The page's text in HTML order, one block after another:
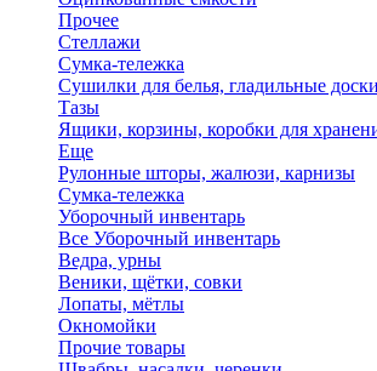
Прочее
Стеллажи
Сумка-тележка
Сушилки для белья, гладильные доски
Тазы
Ящики, корзины, коробки для
Еще
Рулонные шторы, жалюзи, карнизы
Сумка-тележка
Уборочный инвентарь
Все Уборочный инвентарь
Ведра, урны
Веники, щётки, совки
Лопаты, мётлы
Окномойки
Прочие товары